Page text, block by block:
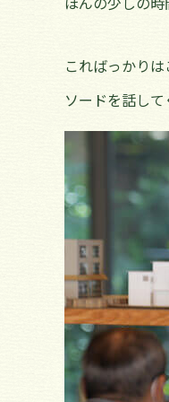
こればっかり
ソードを話して